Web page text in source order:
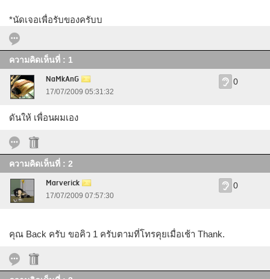
*นัดเจอเพื่อรับของครับบ
ความคิดเห็นที่ : 1
NaMkAnG
17/07/2009 05:31:32
0
ดันให้ เพื่อนผมเอง
ความคิดเห็นที่ : 2
Marverick
17/07/2009 07:57:30
0
คุณ Back ครับ ขอคิว 1 ครับตามที่โทรคุยเมื่อเช้า Thank.